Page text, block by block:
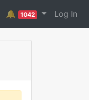
🔔 1042 Log In